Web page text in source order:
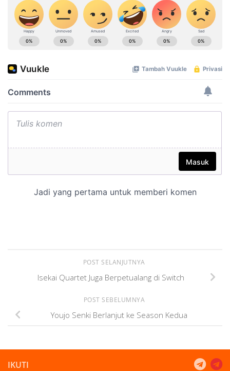
POST SELANJUTNYA
Isekai Quartet Juga Berpetualang di Switch
POST SEBELUMNYA
Youjo Senki Berlanjut ke Season Kedua
IKUTI